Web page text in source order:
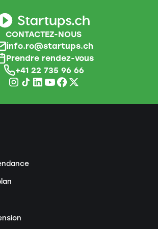
CONTACTEZ-NOUS
info.ro@startups.ch
Prendre rendez-vous
+41 22 735 96 66